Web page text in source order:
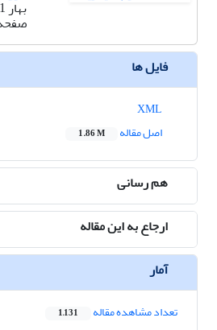
بهار 1401
فایل ها
اصل مقاله
1.86 M
هم رسانی
ارجاع به این مقاله
آمار
تعداد مشاهده مقاله 1,131